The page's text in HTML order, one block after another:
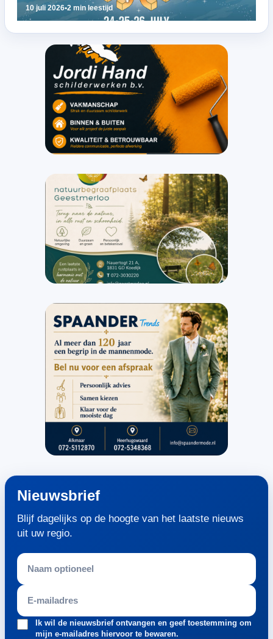
10 juli 2026•2 min leestijd
Nieuwsbrief
Blijf dagelijks op de hoogte van het laatste nieuws
uit uw regio.
Ik wil de nieuwsbrief ontvangen en geef toestemming om
mijn e-mailadres hiervoor te bewaren.